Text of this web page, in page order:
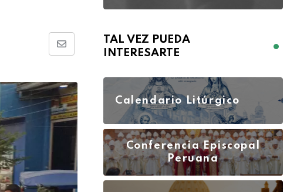
TAL VEZ PUEDA
INTERESARTE
Calendario Litúrgico
Conferencia Episcopal
Peruana